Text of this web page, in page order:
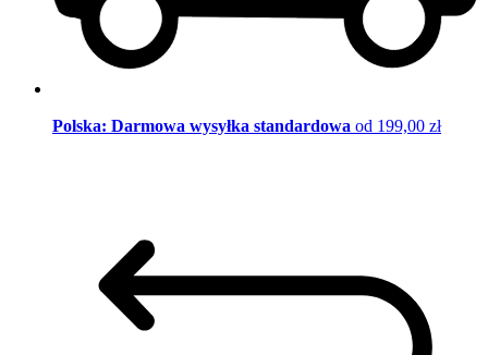
Polska: Darmowa wysyłka standardowa od 199,00 zł